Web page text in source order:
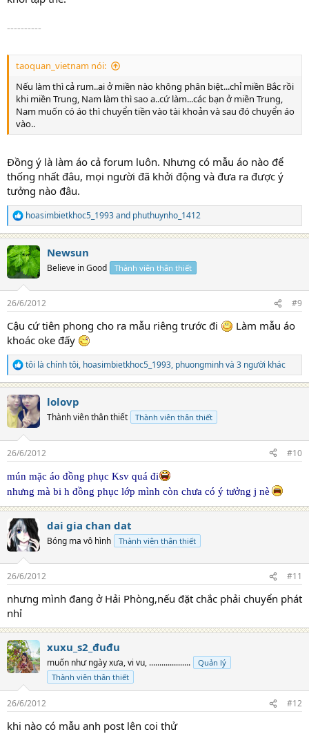
----------
taoquan_vietnam nói:
Nếu làm thì cả rum..ai ở miền nào không phân biệt...chỉ miền Bắc rồi
khi miền Trung, Nam làm thì sao a..cứ làm...các bạn ở miền Trung,
Nam muốn có áo thì chuyển tiền vào tài khoản và sau đó chuyển áo
vào..
Đồng ý là làm áo cả forum luôn. Nhưng có mẫu áo nào để
thống nhất đâu, mọi người đã khởi động và đưa ra được ý
tưởng nào đâu.
R
e
a
c
t
i
s
hoasimbietkhoc5_1993and phuthuynho_1412
Newsun
Believe in Good Thành viên thân thiết
26/6/2012 #9
Cậu cứ tiên phong cho ra mẫu riêng trước đi
Làm mẫu áo
khoác oke đấy
R
e
c
t
i
s
tôi là chính tôi, hoasimbietkhoc5_1993, phuongminhvà 3 người khác
lolovp
Thành viên thân thiết Thành viên thân thiết
26/6/2012 #10
mún mặc áo đồng phục Ksv quá đi
nhưng mà bi h đồng phục lớp mình còn chưa có ý tưởng j nè
dai gia chan dat
Bóng ma vô hình Thành viên thân thiết
26/6/2012 #11
nhưng mình đang ở Hải Phòng,nếu đặt chắc phải chuyển phát
nhỉ
xuxu_s2_đuđu
muốn như ngày xưa, vi vu, ....................
Quản lý
Thành viên thân thiết
26/6/2012 #12
khi nào có mẫu anh post lên coi thử